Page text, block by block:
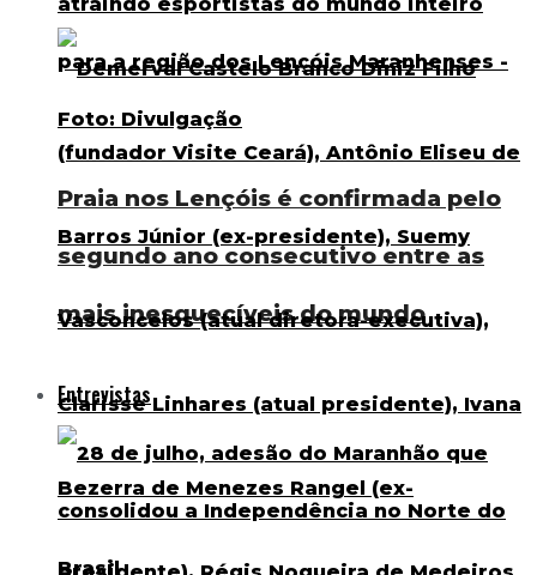
Praia nos Lençóis é confirmada pelo
segundo ano consecutivo entre as
mais inesquecíveis do mundo
Entrevistas